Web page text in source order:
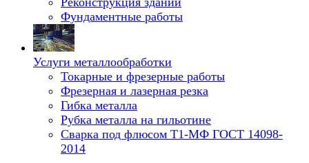
Фундаментные работы
Услуги металлообработки
Токарные и фрезерные работы
Фрезерная и лазерная резка
Гибка металла
Рубка металла на гильотине
Сварка под флюсом Т1-МФ ГОСТ 14098-
2014